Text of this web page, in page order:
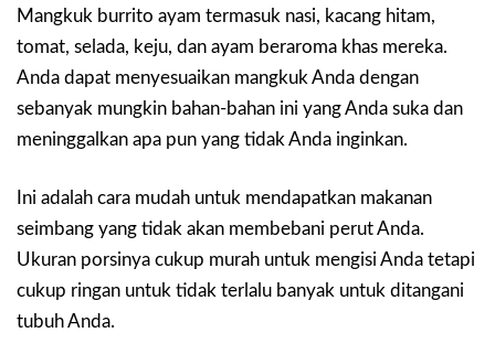
Mangkuk burrito ayam termasuk nasi, kacang hitam,
tomat, selada, keju, dan ayam beraroma khas mereka.
Anda dapat menyesuaikan mangkuk Anda dengan
sebanyak mungkin bahan-bahan ini yang Anda suka dan
meninggalkan apa pun yang tidak Anda inginkan.
Ini adalah cara mudah untuk mendapatkan makanan
seimbang yang tidak akan membebani perut Anda.
Ukuran porsinya cukup murah untuk mengisi Anda tetapi
cukup ringan untuk tidak terlalu banyak untuk ditangani
tubuh Anda.